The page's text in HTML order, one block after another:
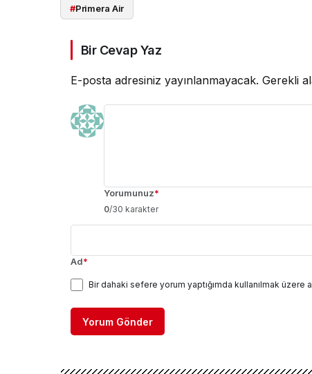
#Primera Air
Bir Cevap Yaz
E-posta adresiniz yayınlanmayacak. Gerekli
Yorumunuz*
0/30 karakter
Ad*
Bir dahaki sefere yorum yaptığımda kullanılmak
Yorum Gönder